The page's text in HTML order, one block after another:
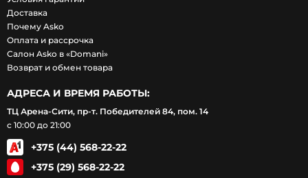
Доставка
Почему Asko
Оплата и рассрочка
Салон Asko в «Domani»
Возврат и обмен товара
АДРЕСА И ВРЕМЯ РАБОТЫ:
ТЦ Арена-Сити, пр-т. Победителей 84, пом. 14
с 10:00 до 21:00
+375 (44) 568-22-22
+375 (29) 568-22-22